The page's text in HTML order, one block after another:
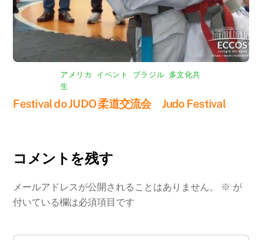
アメリカ イベント ブラジル 多文化共
生
Festival do JUDO 柔道交流会 Judo Festival
コメントを残す
メールアドレスが公開されることはありません。 ※ が
付いている欄は必須項目です